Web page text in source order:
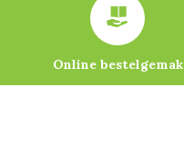
Online bestelgemak